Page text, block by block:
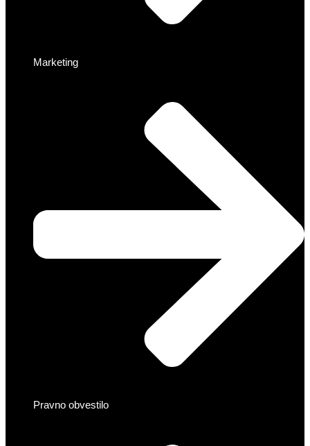
Marketing
Pravno obvestilo